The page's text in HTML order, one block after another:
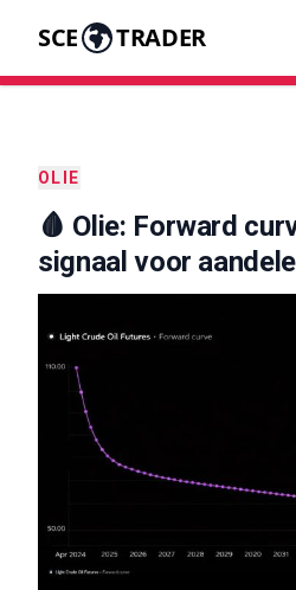
SCE TRADER
OLIE
🩸 Olie: Forward
signaal voor